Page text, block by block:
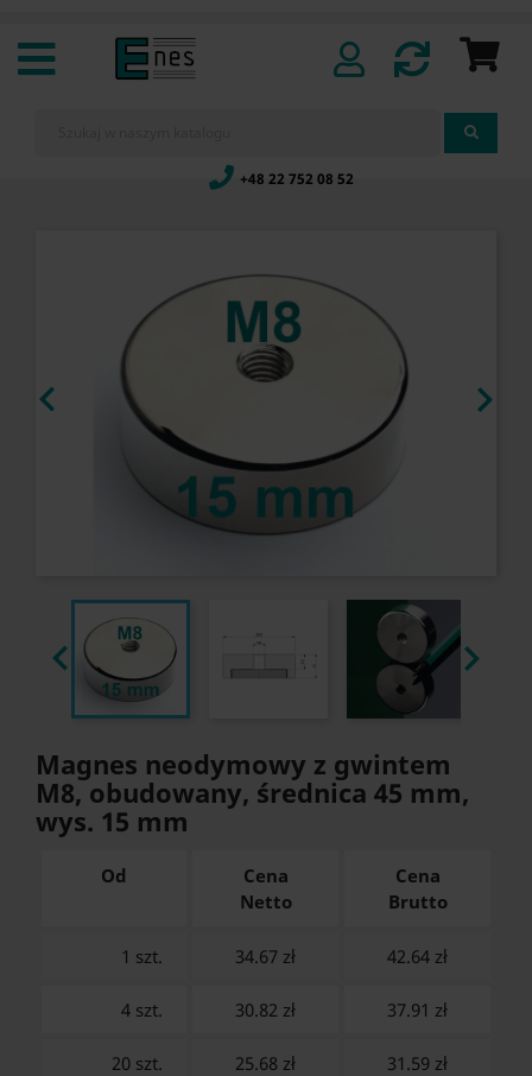
+48 22 752 08 52
 
 
Magnes neodymowy z gwintem
M8, obudowany, średnica 45 mm,
wys. 15 mm
Od
Cena
Netto
Cena
Brutto
1 szt. 34.67 zł 42.64 zł
4 szt. 30.82 zł 37.91 zł
20 szt. 25.68 zł 31.59 zł